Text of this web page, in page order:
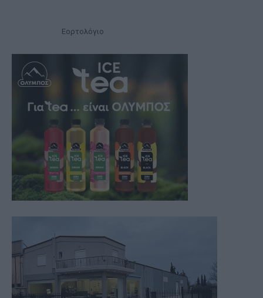
Εορτολόγιο